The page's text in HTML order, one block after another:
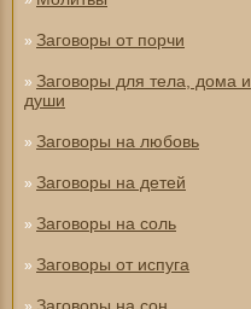
» Заговоры от порчи
» Заговоры для тела, дома и
души
» Заговоры на любовь
» Заговоры на детей
» Заговоры на соль
» Заговоры от испуга